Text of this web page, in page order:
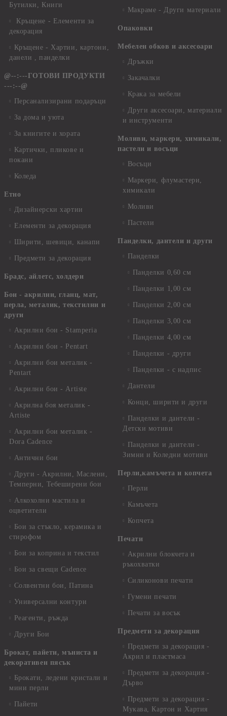
Бутилки, Книги
Кръщене - Елементи за
декорация
Кръщене - Хартии, картони,
данели , панделки
@--:---ГОТОВИ ПРОДУКТИ
---:--@
Персанализирани подаръци
За дома и уюта
За книгите и хората
Картички, пликове и
покани
Коледа
Етно
Дизайнерски хартии
Елементи за декорация
Ширити, шевици, канапи
Предмети за декорация
Брадс, айлетс, холдери
Бои - акрилни, гланц, мат,
перла, металик, текстилни и
други
Акрилни бои - Stamperia
Акрилни бои - Pentart
Акрилни бои металик -
Pentart
Акрилни бои - Artiste
Акрилна боя металик -
Artiste
Акрилни бои металик -
Dora Cadence
Антични бои
Други - Акрилни, Маслени,
Темперни, Тебеширени бои
Алкохолни мастила и
оцветители
Бои за стъкло, керамика и
стирофом
Бои за коприна и текстил
Бои за свещи Cadence
Солвентни бои, Патина
Универсални контури
Реагенти, ръжда
Други Бои
Брокат, пайети, мъниста и
декоративен пясък
Брокати, ледени кристали и
мини перли
Пайети
Макраме - Други материали
Опаковки
Мебелен обков и аксесоари
Дръжки
Закачалки
Крака за мебели
Други аксесоари, материали
и инструменти
Моливи, маркери, химикали,
пастели и восъци
Восъци
Маркери, флумастери,
химикали
Моливи
Пастели
Панделки, дантели и други
Панделки
Панделки 0,60 см
Панделки 1,00 см
Панделки 2,00 см
Панделки 3,00 см
Панделки 4,00 см
Панделки - други
Панделки - с надпис
Дантели
Конци, ширити и други
Панделки и дантели -
Детски мотиви
Панделки и дантели -
Зимни и Коледни мотиви
Перли,камъчета и копчета
Перли
Камъчета
Копчета
Печати
Акрилни блокчета и
ръкохватки
Силиконови печати
Гумени печати
Печати за восък
Предмети за декорация
Предмети за декорация -
Акрил и пластмаса
Предмети за декорация -
Дърво
Предмети за декорация -
Мукава, Картон и Хартия